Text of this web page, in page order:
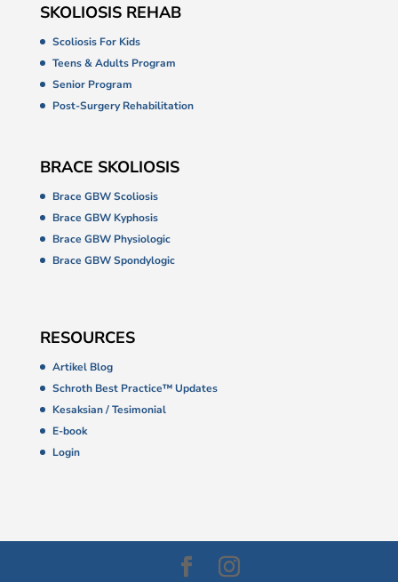
SKOLIOSIS REHAB
Scoliosis For Kids
Teens & Adults Program
Senior Program
Post-Surgery Rehabilitation
BRACE SKOLIOSIS
Brace GBW Scoliosis
Brace GBW Kyphosis
Brace GBW Physiologic
Brace GBW Spondylogic
RESOURCES
Artikel Blog
Schroth Best Practice™ Updates
Kesaksian / Tesimonial
E-book
Login